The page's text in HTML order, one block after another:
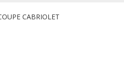
CABRIOLET